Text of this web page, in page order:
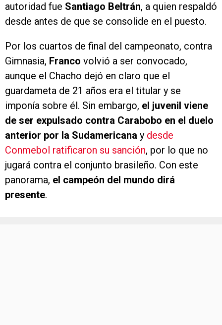
autoridad fue Santiago Beltrán, a quien respaldó
desde antes de que se consolide en el puesto.
Por los cuartos de final del campeonato, contra
Gimnasia, Franco volvió a ser convocado,
aunque el Chacho dejó en claro que el
guardameta de 21 años era el titular y se
imponía sobre él. Sin embargo, el juvenil viene
de ser expulsado contra Carabobo en el duelo
anterior por la Sudamericana y desde
Conmebol ratificaron su sanción, por lo que no
jugará contra el conjunto brasileño. Con este
panorama, el campeón del mundo dirá
presente.